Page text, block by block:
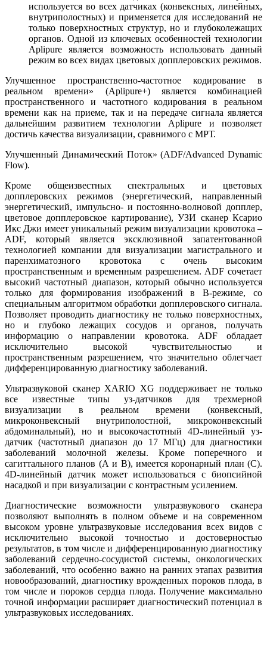
используется во всех датчиках (конвексных, линейных,
внутриполостных) и применяется для исследований не
только поверхностных структур, но и глубоколежащих
органов. Одной из ключевых особенностей технологии
Aplipure является возможность использовать данный
режим во всех видах цветовых допплеровских режимов.
Улучшенное пространственно-частотное кодирование в
реальном времени» (Aplipure+) является комбинацией
пространственного и частотного кодирования в реальном
времени как на приеме, так и на передаче сигнала является
дальнейшим развитием технологии Aplipure и позволяет
достичь качества визуализации, сравнимого с МРТ.
Улучшенный Динамический Поток» (ADF/Advanced Dynamic
Flow).
Кроме общеизвестных спектральных и цветовых
допплеровских режимов (энергетический, направленный
энергетический, импульсно- и постоянно-волновой допплер,
цветовое допплеровское картирование), УЗИ сканер Ксарио
Икс Джи имеет уникальный режим визуализации кровотока –
ADF, который является эксклюзивной запатентованной
технологией компании для визуализации магистрального и
паренхиматозного кровотока с очень высоким
пространственным и временным разрешением. ADF сочетает
высокий частотный диапазон, который обычно используется
только для формирования изображений в В-режиме, со
специальным алгоритмом обработки допплеровского сигнала.
Позволяет проводить диагностику не только поверхностных,
но и глубоко лежащих сосудов и органов, получать
информацию о направлении кровотока. ADF обладает
исключительно высокой чувствительностью и
пространственным разрешением, что значительно облегчает
дифференцированную диагностику заболеваний.
Ультразвуковой сканер XARIO XG поддерживает не только
все известные типы уз-датчиков для трехмерной
визуализации в реальном времени (конвексный,
микроконвексный внутриполостной, микроконвексный
абдоминальный), но и высокочастотный 4D-ли­нейный уз-
датчик (частотный диапазон до 17 МГц) для диагностики
заболеваний молочной железы. Кроме поперечного и
сагиттального планов (А и В), имеется коронарный план (С).
4D-линейный датчик может использоваться с биопсийной
насадкой и при визуализации с контрастным усилением.
Диагностические возможности ультразвукового сканера
позволяют выполнять в полном объеме и на современном
высоком уровне ультразвуковые исследования всех видов с
исключительно высокой точностью и достоверностью
результатов, в том числе и дифференцированную диагностику
заболеваний сердечно-сосудистой системы, онкологических
заболеваний, что особенно важно на ранних этапах развития
новообразований, диагностику врожденных пороков плода, в
том числе и пороков сердца плода. Получение максимально
точной информации расширяет диагностический потенциал в
ультразвуковых исследованиях.